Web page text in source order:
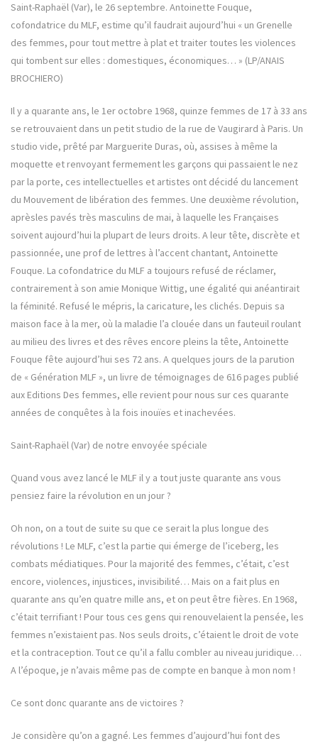
Saint-Raphaël (Var), le 26 septembre. Antoinette Fouque,
cofondatrice du MLF, estime qu’il faudrait aujourd’hui « un Grenelle
des femmes, pour tout mettre à plat et traiter toutes les violences
qui tombent sur elles : domestiques, économiques… » (LP/ANAIS
BROCHIERO)
Il y a quarante ans, le 1er octobre 1968, quinze femmes de 17 à 33 ans
se retrouvaient dans un petit studio de la rue de Vaugirard à Paris. Un
studio vide, prêté par Marguerite Duras, où, assises à même la
moquette et renvoyant fermement les garçons qui passaient le nez
par la porte, ces intellectuelles et artistes ont décidé du lancement
du Mouvement de libération des femmes. Une deuxième révolution,
aprèsles pavés très masculins de mai, à laquelle les Françaises
soivent aujourd’hui la plupart de leurs droits. A leur tête, discrète et
passionnée, une prof de lettres à l’accent chantant, Antoinette
Fouque. La cofondatrice du MLF a toujours refusé de réclamer,
contrairement à son amie Monique Wittig, une égalité qui anéantirait
la féminité. Refusé le mépris, la caricature, les clichés. Depuis sa
maison face à la mer, où la maladie l’a clouée dans un fauteuil roulant
au milieu des livres et des rêves encore pleins la tête, Antoinette
Fouque fête aujourd’hui ses 72 ans. A quelques jours de la parution
de « Génération MLF », un livre de témoignages de 616 pages publié
aux Editions Des femmes, elle revient pour nous sur ces quarante
années de conquêtes à la fois inouïes et inachevées.
Saint-Raphaël (Var) de notre envoyée spéciale
Quand vous avez lancé le MLF il y a tout juste quarante ans vous
pensiez faire la révolution en un jour ?
Oh non, on a tout de suite su que ce serait la plus longue des
révolutions ! Le MLF, c’est la partie qui émerge de l’iceberg, les
combats médiatiques. Pour la majorité des femmes, c’était, c’est
encore, violences, injustices, invisibilité… Mais on a fait plus en
quarante ans qu’en quatre mille ans, et on peut être fières. En 1968,
c’était terrifiant ! Pour tous ces gens qui renouvelaient la pensée, les
femmes n’existaient pas. Nos seuls droits, c’étaient le droit de vote
et la contraception. Tout ce qu’il a fallu combler au niveau juridique…
A l’époque, je n’avais même pas de compte en banque à mon nom !
Ce sont donc quarante ans de victoires ?
Je considère qu’on a gagné. Les femmes d’aujourd’hui font des